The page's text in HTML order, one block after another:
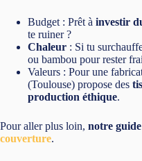
Budget : Prêt à investir
te ruiner ?
Chaleur : Si tu
ou bambou pour rester
Valeurs : Pour une
(Toulouse) propose des
production éthique.
Pour aller plus loin, notre guide
couverture.